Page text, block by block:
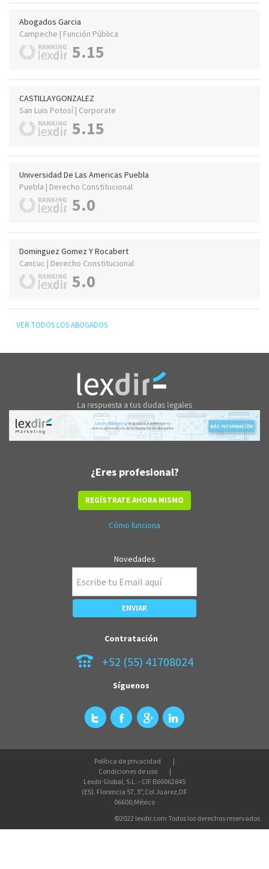
Abogados Garcia
Campeche | Función Pública
5.15
CASTILLAYGONZALEZ
San Luis Potosí | Corporate
5.15
Universidad De Las Americas Puebla
Puebla | Derecho Constitucional
5.0
Dominguez Gomez Y Rocabert
Cancuc | Derecho Constitucional
5.0
VER TODOS LOS ABOGADOS
¿Eres profesional?
REGÍSTRATE AHORA MISMO
Cómo funciona
Novedades
Contratación
+52 (55) 41708024
Síguenos
Política de privacidad
Condiciones de uso
Lexdir Global, S.L. - CIF B66062845
(ES). Florencia 57, 3º,Col Juarez,DF
06600,México
©2022 lexdir.com Todos los derechos reservados